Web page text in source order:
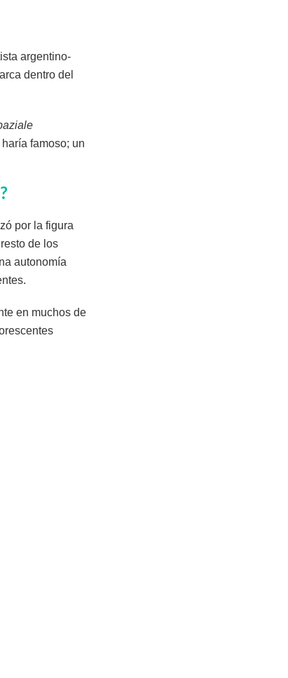
argentino-
dentro del
famoso; un
por la figura
de los
autonomía
en muchos de